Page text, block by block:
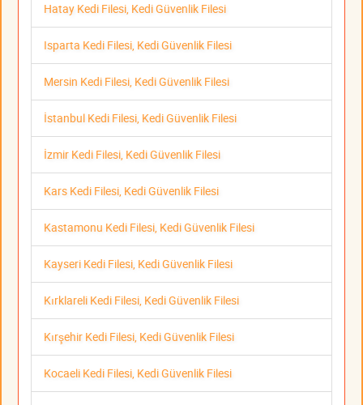
Hatay Kedi Filesi, Kedi Güvenlik Filesi
Isparta Kedi Filesi, Kedi Güvenlik Filesi
Mersin Kedi Filesi, Kedi Güvenlik Filesi
İstanbul Kedi Filesi, Kedi Güvenlik Filesi
İzmir Kedi Filesi, Kedi Güvenlik Filesi
Kars Kedi Filesi, Kedi Güvenlik Filesi
Kastamonu Kedi Filesi, Kedi Güvenlik Filesi
Kayseri Kedi Filesi, Kedi Güvenlik Filesi
Kırklareli Kedi Filesi, Kedi Güvenlik Filesi
Kırşehir Kedi Filesi, Kedi Güvenlik Filesi
Kocaeli Kedi Filesi, Kedi Güvenlik Filesi